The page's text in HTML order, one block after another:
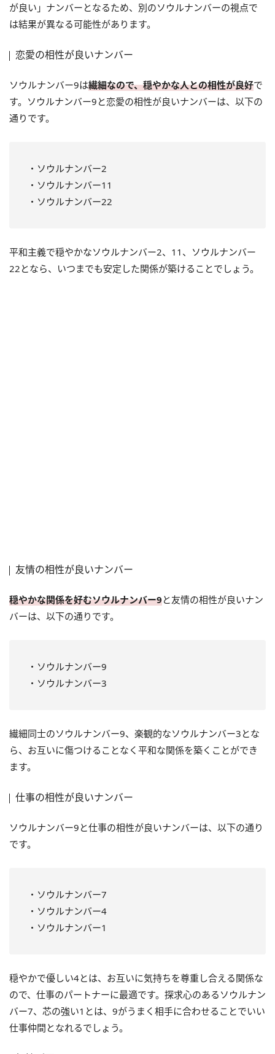
が良い」ナンバーとなるため、別のソウルナンバーの視点で
は結果が異なる可能性があります。
恋愛の相性が良いナンバー
ソウルナンバー9は繊細なので、穏やかな人との相性が良好で
す。ソウルナンバー9と恋愛の相性が良いナンバーは、以下の
通りです。
・ソウルナンバー2
・ソウルナンバー11
・ソウルナンバー22
平和主義で穏やかなソウルナンバー2、11、ソウルナンバー
22となら、いつまでも安定した関係が築けることでしょう。
友情の相性が良いナンバー
穏やかな関係を好むソウルナンバー9と友情の相性が良いナン
バーは、以下の通りです。
・ソウルナンバー9
・ソウルナンバー3
繊細同士のソウルナンバー9、楽観的なソウルナンバー3とな
ら、お互いに傷つけることなく平和な関係を築くことができ
ます。
仕事の相性が良いナンバー
ソウルナンバー9と仕事の相性が良いナンバーは、以下の通り
です。
・ソウルナンバー7
・ソウルナンバー4
・ソウルナンバー1
穏やかで優しい4とは、お互いに気持ちを尊重し合える関係な
ので、仕事のパートナーに最適です。探求心のあるソウルナン
バー7、芯の強い1とは、9がうまく相手に合わせることでいい
仕事仲間となれるでしょう。